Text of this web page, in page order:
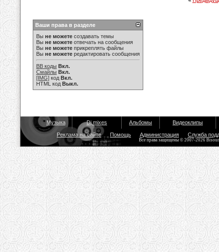
Ваши права в разделе
Вы не можете создавать темы
Вы не можете отвечать на сообщения
Вы не можете прикреплять файлы
Вы не можете редактировать сообщения
BB коды Вкл.
Смайлы Вкл.
[IMG] код Вкл.
HTML код Выкл.
Музыка Dj mixes Альбомы Видеоклипы
Реклама на сайте Помощь Администрация Служба
Все права защищены © 2007-2026